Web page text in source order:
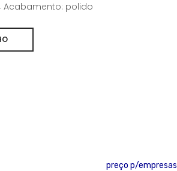
Acabamento: polido
preço p/empresas